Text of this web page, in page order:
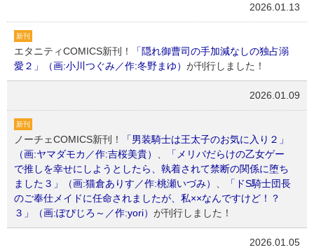
2026.01.13
新刊
エタニティCOMICS新刊！
「隠れ御曹司の手加減なしの独占溺
愛２」（画:小川つぐみ／作:冬野まゆ） が刊行しました！
2026.01.09
新刊
ノーチェCOMICS新刊！
「男装騎士は王太子のお気に入り２」
（画:ヤマダモカ／作:吉桜美貴）
「メリバだらけの乙女ゲー
で推しを幸せにしようとしたら、執着されて禁断の関係に堕ち
ました３」（画:猫倉ありす／作:桃瀬いづみ）
「ドS騎士団長
のご奉仕メイドに任命されましたが、私××なんですけど！？
３」（画:ぽぴじろ～／作:yori） が刊行しました！
2026.01.05